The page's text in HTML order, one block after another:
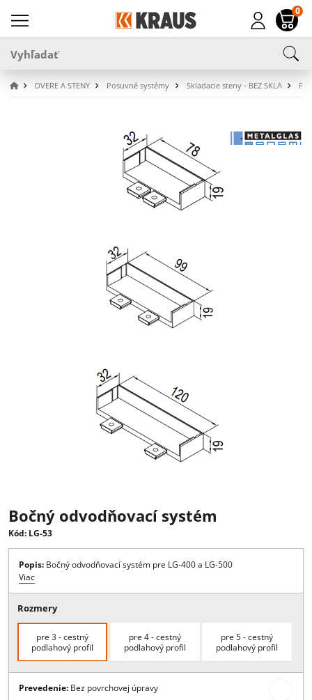
0
DVERE A STENY Posuvné systémy Skladacie steny - BEZ SKLA
Bočný odvodňovací systém
Kód: LG-53
Popis:Bočný odvodňovací systém pre LG-400 a LG-500
Viac
Rozmery